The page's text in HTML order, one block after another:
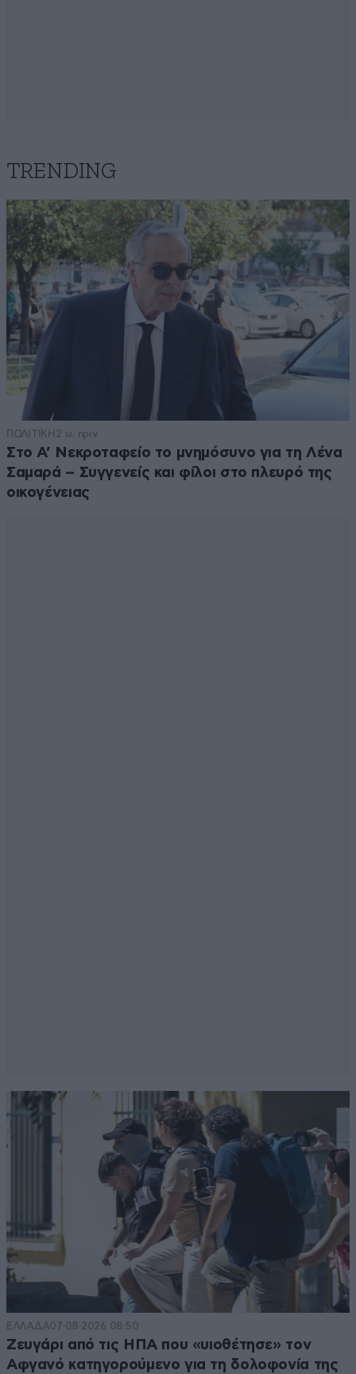
TRENDING
ΠΟΛΙΤΙΚΗ 2 ω. πριν
Στο Α’ Νεκροταφείο το μνημόσυνο για τη Λένα
Σαμαρά – Συγγενείς και φίλοι στο πλευρό της
οικογένειας
ΕΛΛΑΔΑ07·08·2026 08:50
Ζευγάρι από τις ΗΠΑ που «υιοθέτησε» τον
Αφγανό κατηγορούμενο για τη δολοφονία της